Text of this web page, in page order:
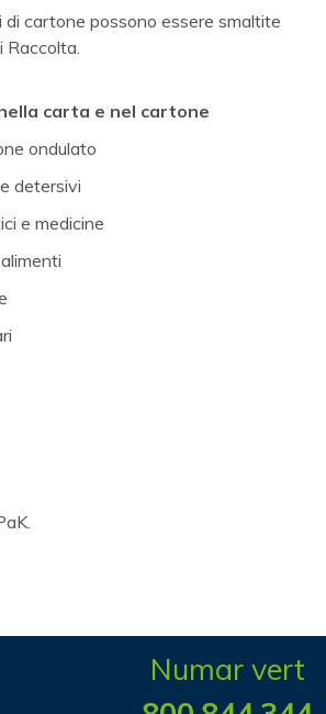
di cartone possono essere smaltite
Raccolta.
carta e nel cartone
ondulato
detersivi
e medicine
Numar vert